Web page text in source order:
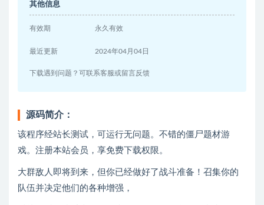
其他信息
有效期 永久有效
最近更新 2024年04月04日
下载遇到问题？可联系客服或留言反馈
源码简介：
该程序经站长测试，可运行无问题。不错的僵尸题材游
戏。注册本站会员，享免费下载权限。
大群敌人即将到来，但你已经做好了战斗准备！召集你的
队伍并决定他们的各种增强，